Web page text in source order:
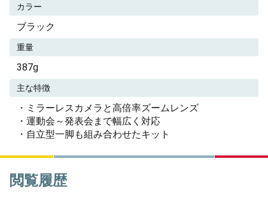
カラー
ブラック
重量
387g
主な特徴
・ミラーレスカメラと高倍率ズームレンズ
・運動会～発表会まで幅広く対応
・自立型一脚も組み合わせたキット
閲覧履歴